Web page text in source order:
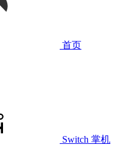
首页
Switch 掌机